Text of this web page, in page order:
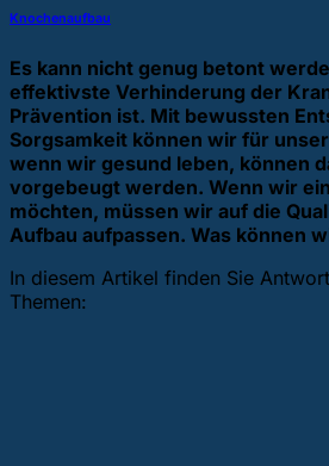
Knochenaufbau
Es kann nicht genug betont
effektivste Verhinderung der
Prävention ist. Mit bewussten
Sorgsamkeit können wir für
wenn wir gesund leben, können
vorgebeugt werden. Wenn wir
möchten, müssen wir auf die
Aufbau aufpassen. Was können
In diesem Artikel finden Sie
Themen: